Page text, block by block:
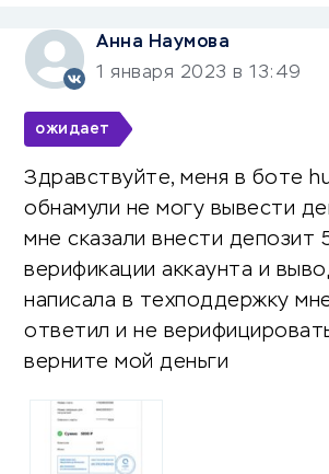
Анна Наумова
1 января 2023 в 13:49
ожидает
Здравствуйте, меня в боте
обнамули не могу вывести
мне сказали внести депозит
верификации аккаунта и
написала в техподдержку
ответил и не
верните мой деньги